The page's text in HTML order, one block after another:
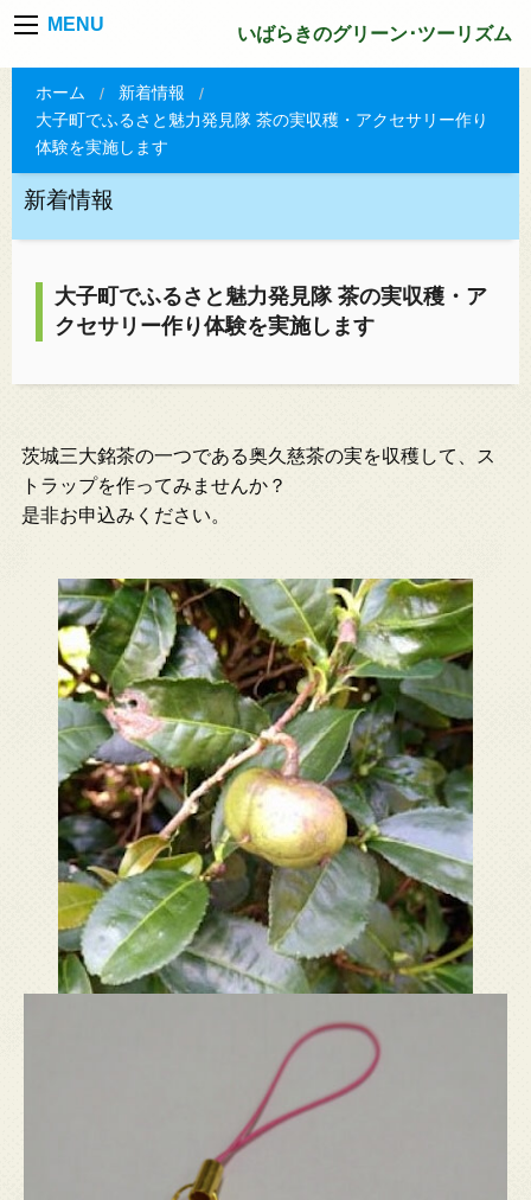
MENU いばらきのグリーン･ツーリズム
ホーム
新着情報
大子町でふるさと魅力発見隊 茶の実収穫・アクセサリー作り
体験を実施します
新着情報
大子町でふるさと魅力発見隊 茶の実収穫・ア
クセサリー作り体験を実施します
茨城三大銘茶の一つである奥久慈茶の実を収穫して、ス
トラップを作ってみませんか？
是非お申込みください。